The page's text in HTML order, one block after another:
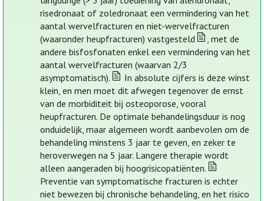
risedronaat of zoledronaat een vermindering van het
aantal wervelfracturen en niet-wervelfracturen
(waaronder heupfracturen) vastgesteld
, met de
andere bisfosfonaten enkel een vermindering van het
aantal wervelfracturen (waarvan 2/3
asymptomatisch).
In absolute cijfers is deze winst
klein, en men moet dit afwegen tegenover de ernst
van de morbiditeit bij osteoporose, vooral
heupfracturen. De optimale behandelingsduur is nog
onduidelijk, maar algemeen wordt aanbevolen om de
behandeling minstens 3 jaar te geven, en zeker te
heroverwegen na 5 jaar. Langere therapie wordt
alleen aangeraden bij hoogrisicopatiënten.
Preventie van symptomatische fracturen is echter
niet bewezen bij chronische behandeling, en het risico